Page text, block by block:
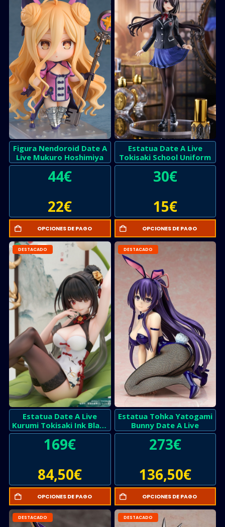
Figura Nendoroid Date A
Live Mukuro Hoshimiya
44€
22€
OPCIONES DE PAGO
Estatua Date A Live
Tokisaki School Uniform
30€
15€
OPCIONES DE PAGO
DESTACADO
Estatua Date A Live
Kurumi Tokisaki Ink Black
China Dress Version
169€
84,50€
OPCIONES DE PAGO
DESTACADO
Estatua Tohka Yatogami
Bunny Date A Live
273€
136,50€
OPCIONES DE PAGO
DESTACADO DESTACADO